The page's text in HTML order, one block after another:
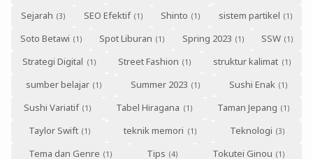
Sejarah
SEO Efektif Shinto
sistem partikel
Soto Betawi
Spot Liburan Spring 2023
SSW
Strategi Digital
Street Fashion
struktur kalimat
sumber belajar
Summer 2023
Sushi Enak
Sushi Variatif
Tabel Hiragana
Taman Jepang
Taylor Swift
teknik memori
Teknologi
Tema dan Genre
Tips
Tokutei Ginou